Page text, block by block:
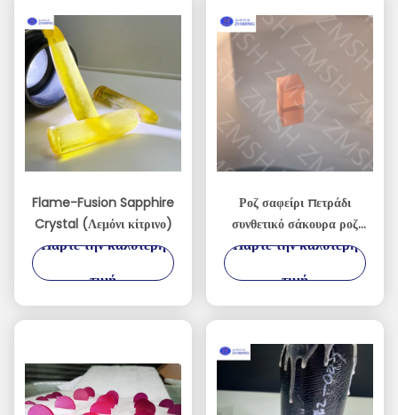
Flame-Fusion Sapphire
Crystal (Λεμόνι κίτρινο)
Πάρτε την καλύτερη
τιμή
Ροζ σαφείρι πετράδι
συνθετικό σάκουρα ροζ
πρώτη ύλη για
Πάρτε την καλύτερη
τιμή